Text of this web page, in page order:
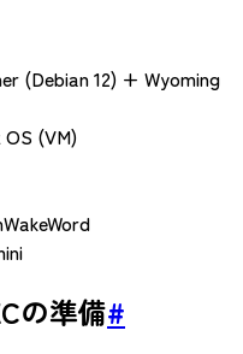
(Debian 12) + Wyoming
(VM)
の準備#